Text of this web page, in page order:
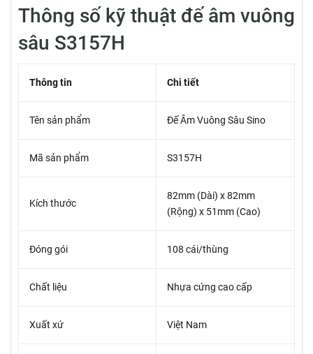
Thông số kỹ thuật đế âm vuông
sâu S3157H
Thông tin Chi tiết
Tên sản phẩm Đế Âm Vuông Sâu Sino
Mã sản phẩm S3157H
Kích thước
82mm (Dài) x 82mm
(Rộng) x 51mm (Cao)
Đóng gói 108 cái/thùng
Chất liệu Nhựa cứng cao cấp
Xuất xứ Việt Nam